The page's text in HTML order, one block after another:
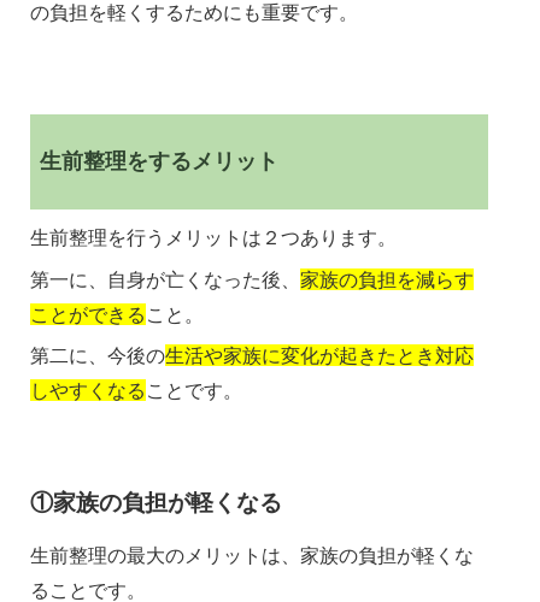
の負担を軽くするためにも重要です。
生前整理をするメリット
生前整理を行うメリットは２つあります。
第一に、自身が亡くなった後、家族の負担を減らす
ことができる こと。
第二に、今後の生活や家族に変化が起きたとき対応
しやすくなる ことです。
①家族の負担が軽くなる
生前整理の最大のメリットは、家族の負担が軽くな
ることです。